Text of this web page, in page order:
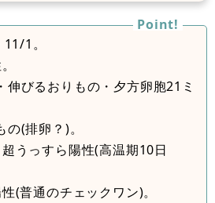
1。
びるおりもの・夕方卵胞21ミ
(排卵？)。
うっすら陽性(高温期10日
(普通のチェックワン)。